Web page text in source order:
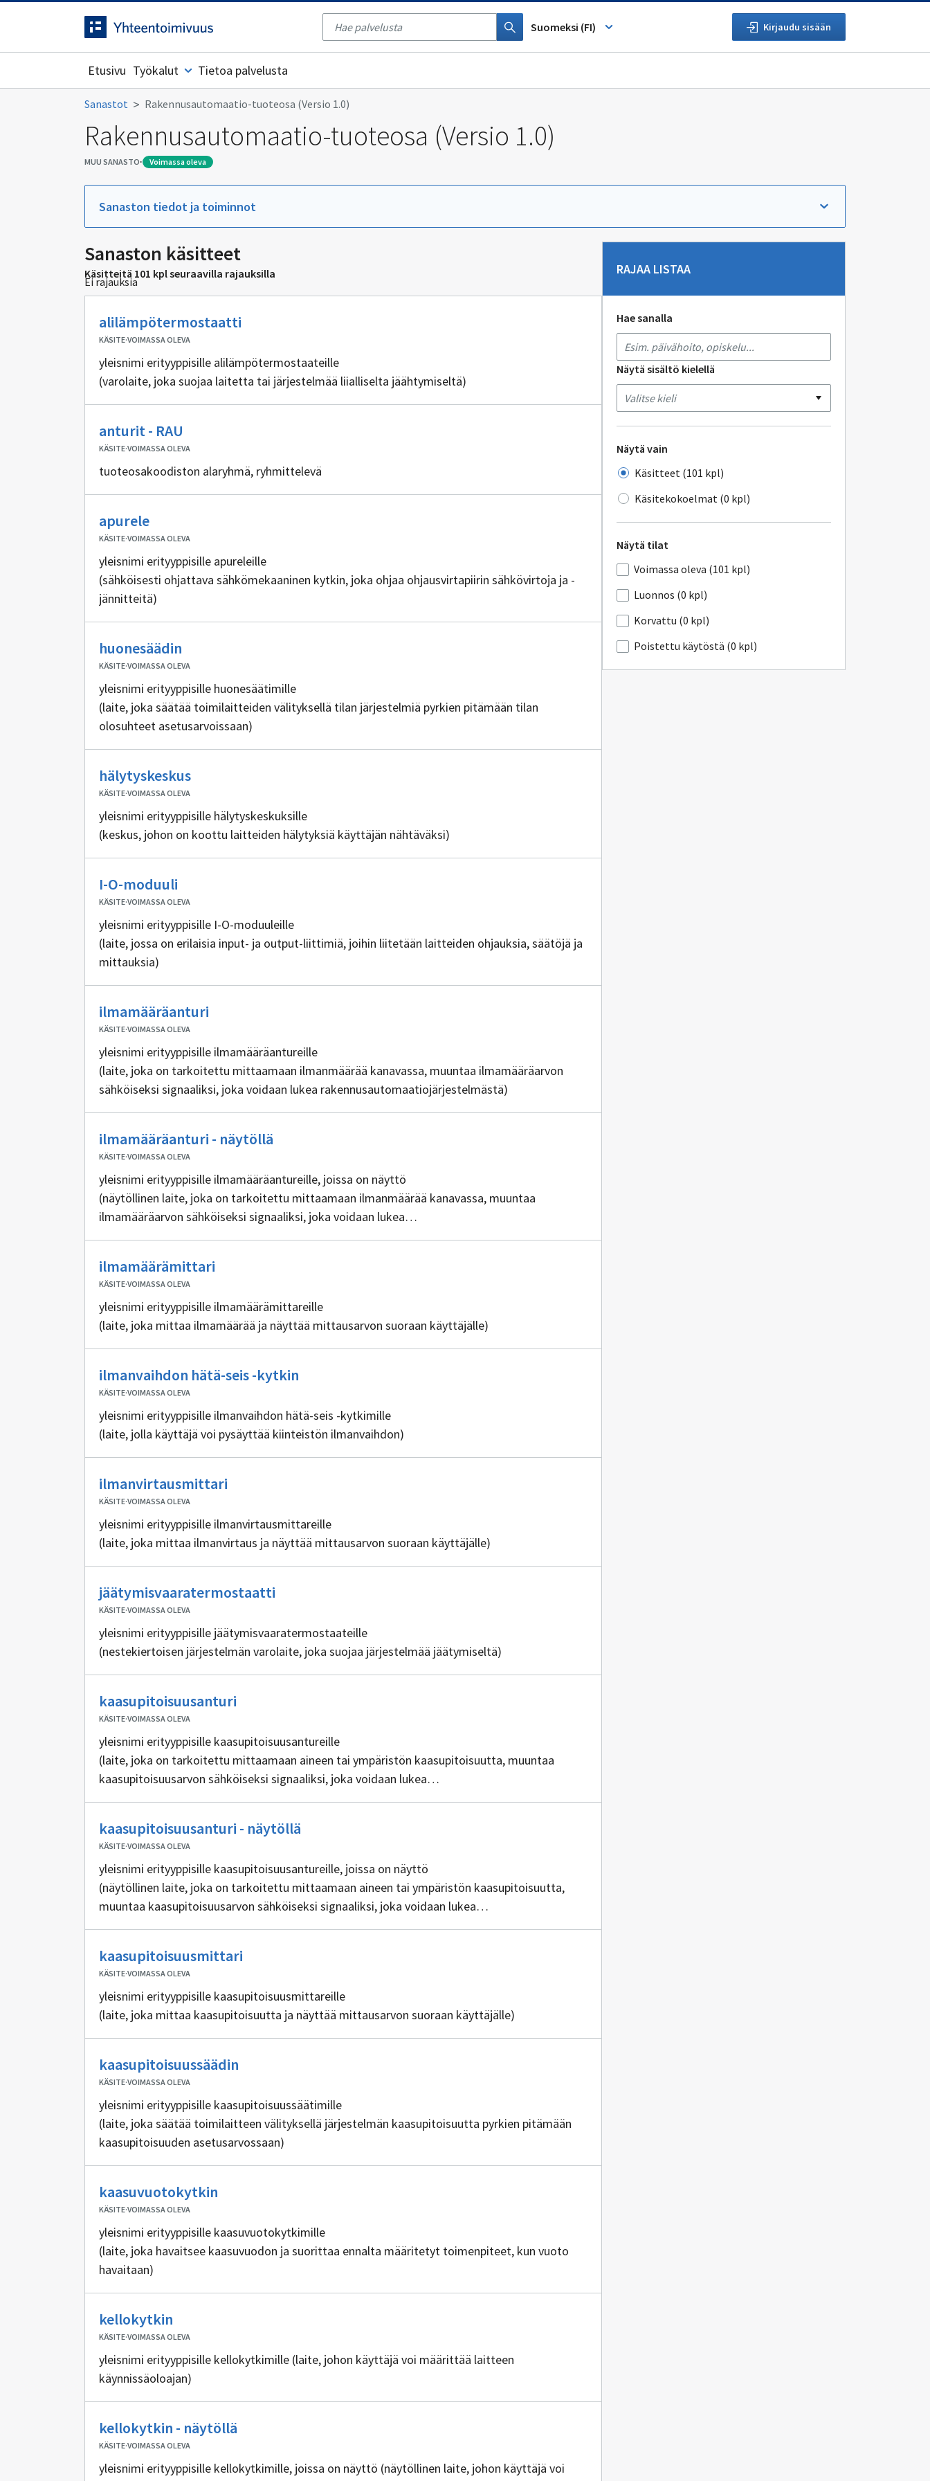
Siirrytty
Tyhjennä
haku
Suomeksi (FI) Kirjaudu sisään
Etusivu Työkalut Tietoa palvelusta
Sanastot Rakennusautomaatio-tuoteosa (Versio 1.0)
Rakennusautomaatio-tuoteosa (Versio 1.0)
MUU SANASTO· voimassa oleva
Sanaston tiedot ja toiminnot
RAJAA LISTAA
Hae sanalla
Näytä sisältö kielellä
Näytä vain
Käsitteet (101 kpl)
Käsitekokoelmat (0 kpl)
Näytä tilat
Voimassa oleva (101 kpl)
Luonnos (0 kpl)
Korvattu (0 kpl)
Poistettu käytöstä (0 kpl)
Sanaston käsitteet
Käsitteitä 101 kpl seuraavilla rajauksilla
Ei rajauksia
alilämpötermostaatti
KÄSITE·VOIMASSA OLEVA
yleisnimi erityyppisille alilämpötermostaateille
(varolaite, joka suojaa laitetta tai järjestelmää liialliselta jäähtymiseltä)
anturit - RAU
sisällöntuottajia
KÄSITE·VOIMASSA OLEVA
tuoteosakoodiston alaryhmä, ryhmittelevä
apureleEi
sisällöntuottajia
KÄSITE·VOIMASSA OLEVA
yleisnimi erityyppisille apureleille
(sähköisesti ohjattava sähkömekaaninen kytkin, joka ohjaa ohjausvirtapiirin sähkövirtoja ja -
jännitteitä)
huonesäädin
sisällöntuottajia
KÄSITE·VOIMASSA OLEVA
yleisnimi erityyppisille huonesäätimille
(laite, joka säätää toimilaitteiden välityksellä tilan järjestelmiä pyrkien pitämään tilan
olosuhteet asetusarvoissaan)
hälytyskeskusEi
sisällöntuottajia
KÄSITE·VOIMASSA OLEVA
yleisnimi erityyppisille hälytyskeskuksille
(keskus, johon on koottu laitteiden hälytyksiä käyttäjän nähtäväksi)
I-O-moduuli
sisällöntuottajia
KÄSITE·VOIMASSA OLEVA
yleisnimi erityyppisille I-O-moduuleille
(laite, jossa on erilaisia input- ja output-liittimiä, joihin liitetään laitteiden ohjauksia, säätöjä ja
mittauksia)
ilmamääräanturi
KÄSITE·VOIMASSA OLEVA
yleisnimi erityyppisille ilmamääräantureille
(laite, joka on tarkoitettu mittaamaan ilmanmäärää kanavassa, muuntaa ilmamääräarvon
sähköiseksi signaaliksi, joka voidaan lukea rakennusautomaatiojärjestelmästä)
ilmamääräanturi - näytöllä
KÄSITE·VOIMASSA OLEVA
yleisnimi erityyppisille ilmamääräantureille, joissa on näyttö
(näytöllinen laite, joka on tarkoitettu mittaamaan ilmanmäärää kanavassa, muuntaa
ilmamääräarvon sähköiseksi signaaliksi, joka voidaan lukea
ilmamäärämittari
KÄSITE·VOIMASSA OLEVA
yleisnimi erityyppisille ilmamäärämittareille
(laite, joka mittaa ilmamäärää ja näyttää mittausarvon suoraan käyttäjälle)
ilmanvaihdon hätä-seis -kytkin
KÄSITE·VOIMASSA OLEVA
yleisnimi erityyppisille ilmanvaihdon hätä-seis -kytkimille
(laite, jolla käyttäjä voi pysäyttää kiinteistön ilmanvaihdon)
ilmanvirtausmittari
KÄSITE·VOIMASSA OLEVA
yleisnimi erityyppisille ilmanvirtausmittareille
(laite, joka mittaa ilmanvirtaus ja näyttää mittausarvon suoraan käyttäjälle)
jäätymisvaaratermostaatti
KÄSITE·VOIMASSA OLEVA
yleisnimi erityyppisille jäätymisvaaratermostaateille
(nestekiertoisen järjestelmän varolaite, joka suojaa järjestelmää jäätymiseltä)
kaasupitoisuusanturi
KÄSITE·VOIMASSA OLEVA
yleisnimi erityyppisille kaasupitoisuusantureille
(laite, joka on tarkoitettu mittaamaan aineen tai ympäristön kaasupitoisuutta, muuntaa
kaasupitoisuusarvon sähköiseksi signaaliksi, joka voidaan lukea
kaasupitoisuusanturi - näytöllä
KÄSITE·VOIMASSA OLEVA
yleisnimi erityyppisille kaasupitoisuusantureille, joissa on näyttö
(näytöllinen laite, joka on tarkoitettu mittaamaan aineen tai ympäristön kaasupitoisuutta,
muuntaa kaasupitoisuusarvon sähköiseksi signaaliksi, joka voidaan lukea
kaasupitoisuusmittari
KÄSITE·VOIMASSA OLEVA
yleisnimi erityyppisille kaasupitoisuusmittareille
(laite, joka mittaa kaasupitoisuutta ja näyttää mittausarvon suoraan käyttäjälle)
kaasupitoisuussäädin
KÄSITE·VOIMASSA OLEVA
yleisnimi erityyppisille kaasupitoisuussäätimille
(laite, joka säätää toimilaitteen välityksellä järjestelmän kaasupitoisuutta pyrkien pitämään
kaasupitoisuuden asetusarvossaan)
kaasuvuotokytkin
KÄSITE·VOIMASSA OLEVA
yleisnimi erityyppisille kaasuvuotokytkimille
(laite, joka havaitsee kaasuvuodon ja suorittaa ennalta määritetyt toimenpiteet, kun vuoto
havaitaan)
kellokytkin
sisällöntuottajia
KÄSITE·VOIMASSA OLEVA
yleisnimi erityyppisille kellokytkimille (laite, johon käyttäjä voi määrittää laitteen
käynnissäoloajan)
kellokytkin - näytöllä
KÄSITE·VOIMASSA OLEVA
yleisnimi erityyppisille kellokytkimille, joissa on näyttö (näytöllinen laite, johon käyttäjä voi